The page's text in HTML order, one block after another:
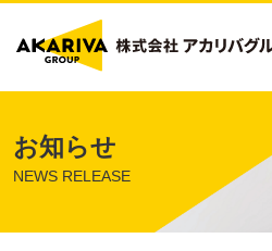
お知らせ
NEWS RELEASE